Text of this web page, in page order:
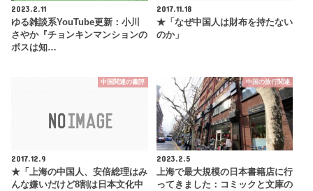
2023.2.11
ゆる雑談系YouTube更新：小川
さやか『チョンキンマンションの
ボスは知…
2017.11.18
★「なぜ中国人は財布を持たない
のか」
中国関連の書評
2017.12.9
★「上海の中国人、安倍総理はみ
んな嫌いだけど8割は日本文化中
中国の旅行関連
2023.2.5
上海で最大規模の日本書籍店に行
ってきました：コミックと文庫の